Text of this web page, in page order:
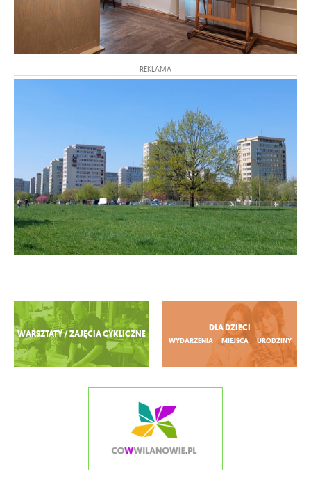
REKLAMA
Zobacz więcej
WARSZTATY / ZAJĘCIA CYKLICZNE
DLA DZIECI
WYDARZENIA MIEJSCA URODZINY